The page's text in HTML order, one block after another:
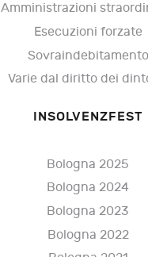
Amministrazioni
Esecuzioni forzate
Sovraindebitamento
Varie dal diritto dei
INSOLVENZFEST
Bologna 2025
Bologna 2024
Bologna 2023
Bologna 2022